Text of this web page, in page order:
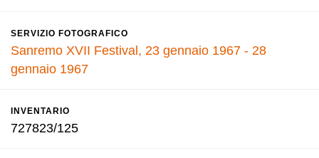
SERVIZIO FOTOGRAFICO
Sanremo XVII Festival, 23 gennaio 1967 - 28
gennaio 1967
INVENTARIO
727823/125